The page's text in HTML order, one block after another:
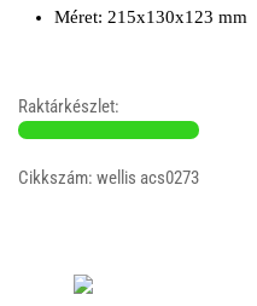
Méret: 215x130x123 mm
Raktárkészlet:
Cikkszám: wellis acs0273